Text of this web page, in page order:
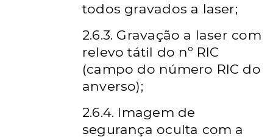
todos gravados a laser;
2.6.3. Gravação a laser com
relevo tátil do nº RIC
(campo do número RIC do
anverso);
2.6.4. Imagem de
segurança oculta com a